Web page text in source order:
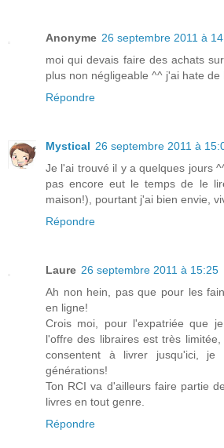
Anonyme 26 septembre 2011 à
moi qui devais faire des achats
plus non négligeable ^^ j'ai hate
Répondre
Mystical 26 septembre 2011 à
Je l'ai trouvé il y a quelques jours
pas encore eut le temps de le
maison!), pourtant j'ai bien envie,
Répondre
Laure 26 septembre 2011 à 15:25
Ah non hein, pas que pour les
en ligne!
Crois moi, pour l'expatriée que
l'offre des libraires est très
consentent à livrer jusqu'ici, je
générations!
Ton RCI va d'ailleurs faire partie
livres en tout genre.
Répondre